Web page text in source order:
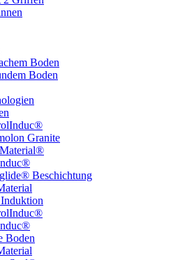
Boden
Boden
Granite
Beschichtung
Boden